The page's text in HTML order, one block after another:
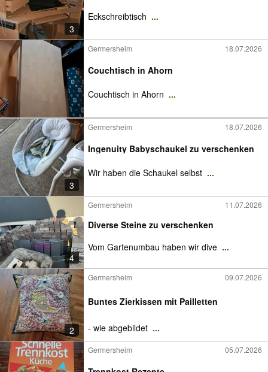
3
Eckschreibtisch ...
Germersheim 18.07.2026
Couchtisch in Ahorn
Couchtisch in Ahorn ...
3
Germersheim 18.07.2026
Ingenuity Babyschaukel zu verschenken
Wir haben die Schaukel selbst ...
4
Germersheim 11.07.2026
Diverse Steine zu verschenken
Vom Gartenumbau haben wir dive ...
2
Germersheim 09.07.2026
Buntes Zierkissen mit Pailletten
- wie abgebildet ...
Germersheim 05.07.2026